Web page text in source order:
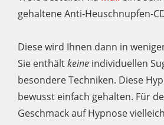
gehaltene Anti-Heuschnupfen-
Diese wird Ihnen dann in
Sie enthältkeine individuellen
besondere Techniken. Diese
bewusst einfach gehalten. Für
Geschmack auf Hypnose